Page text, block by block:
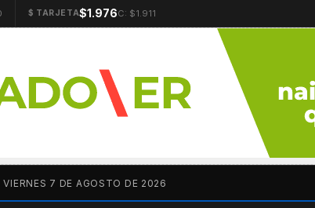
$ TARJETA$1.976C: $1.911
VIERNES 7 DE AGOSTO DE 2026